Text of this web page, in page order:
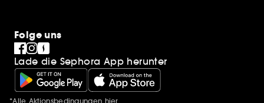
Folge uns
Lade die Sephora App herunter
*Alle Aktionsbedingungen hier